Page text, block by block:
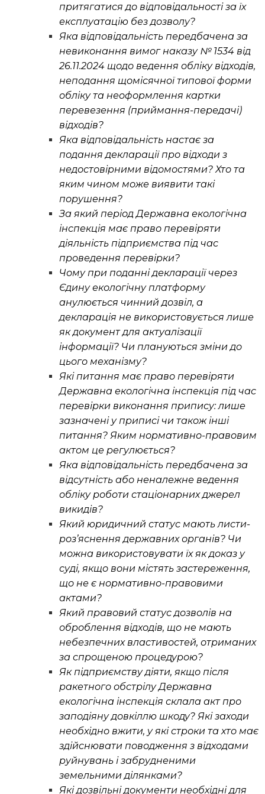
притягатися до відповідальності за їх
експлуатацію без дозволу?
Яка відповідальність передбачена за
невиконання вимог наказу № 1534 від
26.11.2024 щодо ведення обліку відходів,
неподання щомісячної типової форми
обліку та неоформлення картки
перевезення (приймання-передачі)
відходів?
Яка відповідальність настає за
подання декларації про відходи з
недостовірними відомостями? Хто та
яким чином може виявити такі
порушення?
За який період Державна екологічна
інспекція має право перевіряти
діяльність підприємства під час
проведення перевірки?
Чому при поданні декларації через
Єдину екологічну платформу
анулюється чинний дозвіл, а
декларація не використовується лише
як документ для актуалізації
інформації? Чи плануються зміни до
цього механізму?
Які питання має право перевіряти
Державна екологічна інспекція під час
перевірки виконання припису: лише
зазначені у приписі чи також інші
питання? Яким нормативно-правовим
актом це регулюється?
Яка відповідальність передбачена за
відсутність або неналежне ведення
обліку роботи стаціонарних джерел
викидів?
Який юридичний статус мають листи-
роз’яснення державних органів? Чи
можна використовувати їх як доказ у
суді, якщо вони містять застереження,
що не є нормативно-правовими
актами?
Який правовий статус дозволів на
оброблення відходів, що не мають
небезпечних властивостей, отриманих
за спрощеною процедурою?
Як підприємству діяти, якщо після
ракетного обстрілу Державна
екологічна інспекція склала акт про
заподіяну довкіллю шкоду? Які заходи
необхідно вжити, у які строки та хто має
здійснювати поводження з відходами
руйнувань і забрудненими
земельними ділянками?
Які дозвільні документи необхідні для